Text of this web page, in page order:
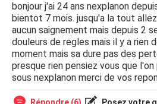
bonjour j'ai 24 ans nexplanon
bientot 7 mois. jusqu'a la tout
aucun saignement mais depuis 2
douleurs de regles mais il y a rien
moment mais sa dure pas des
presque rien pensiez vous que
sous nexplanon merci de vos